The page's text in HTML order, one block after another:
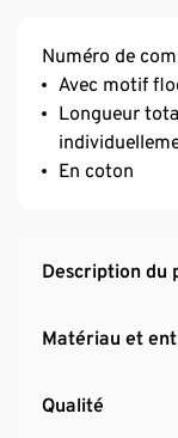
Numéro de
Avec motif
Longueur
En coton
Description du
Matériau et
Qualité